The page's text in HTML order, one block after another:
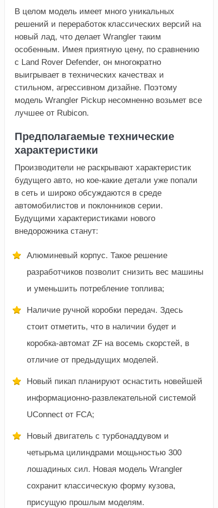
В целом модель имеет много уникальных
решений и переработок классических версий на
новый лад, что делает Wrangler таким
особенным. Имея приятную цену, по сравнению
с Land Rover Defender, он многократно
выигрывает в технических качествах и
стильном, агрессивном дизайне. Поэтому
модель Wrangler Pickup несомненно возьмет все
лучшее от Rubicon.
Предполагаемые технические
характеристики
Производители не раскрывают характеристик
будущего авто, но кое-какие детали уже попали
в сеть и широко обсуждаются в среде
автомобилистов и поклонников серии.
Будущими характеристиками нового
внедорожника станут:
Алюминевый корпус. Такое решение
разработчиков позволит снизить вес машины
и уменьшить потребление топлива;
Наличие ручной коробки передач. Здесь
стоит отметить, что в наличии будет и
коробка-автомат ZF на восемь скорстей, в
отличие от предыдущих моделей.
Новый пикап планируют оснастить новейшей
информационно-развлекательной системой
UConnect от FCA;
Новый двигатель с турбонаддувом и
четырьма цилиндрами мощьностью 300
лошадиных сил. Новая модель Wrangler
сохранит классическую форму кузова,
присущую прошлым моделям.